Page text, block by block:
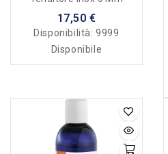
17,50 €
Disponibilità:9999
Disponibile